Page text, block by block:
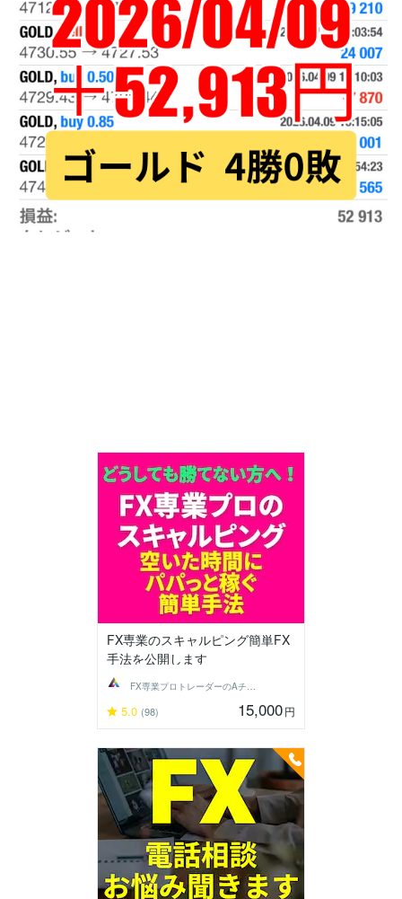
FX専業のスキャルピング簡単FX
手法を公開します
5.0 (98) 15,000円